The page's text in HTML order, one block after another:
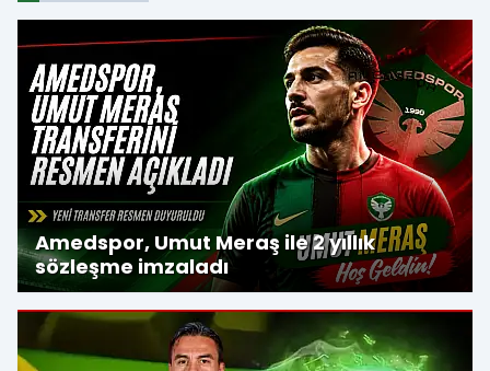
Amedspor, Umut Meraş ile 2 yıllık
sözleşme imzaladı